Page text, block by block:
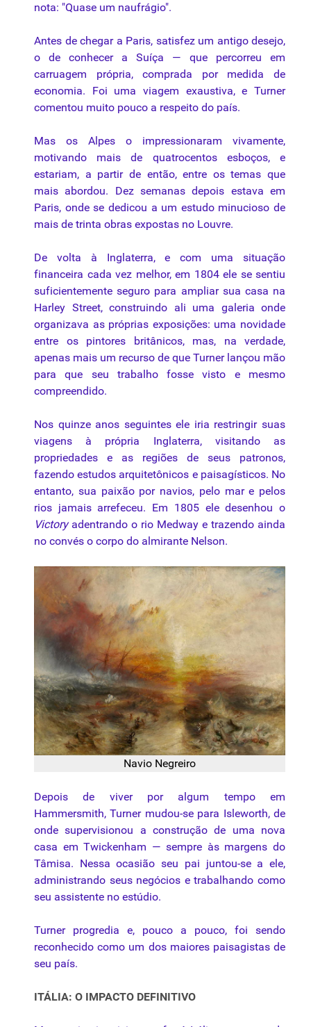
nota: "Quase um naufrágio".
Antes de chegar a Paris, satisfez um antigo desejo,
o de conhecer a Suíça — que percorreu em
carruagem própria, comprada por medida de
economia. Foi uma viagem exaustiva, e Turner
comentou muito pouco a respeito do país.
Mas os Alpes o impressionaram vivamente,
motivando mais de quatrocentos esboços, e
estariam, a partir de então, entre os temas que
mais abordou. Dez semanas depois estava em
Paris, onde se dedicou a um estudo minucioso de
mais de trinta obras expostas no Louvre.
De volta à Inglaterra, e com uma situação
financeira cada vez melhor, em 1804 ele se sentiu
suficientemente seguro para ampliar sua casa na
Harley Street, construindo ali uma galeria onde
organizava as próprias exposições: uma novidade
entre os pintores britânicos, mas, na verdade,
apenas mais um recurso de que Turner lançou mão
para que seu trabalho fosse visto e mesmo
compreendido.
Nos quinze anos seguintes ele iria restringir suas
viagens à própria Inglaterra, visitando as
propriedades e as regiões de seus patronos,
fazendo estudos arquitetônicos e paisagísticos. No
entanto, sua paixãopor navios, pelo mar e pelos
rios jamais arrefeceu. Em 1805 ele desenhou o
Victoryadentrando o rio Medway e trazendo ainda
no convés o corpo do almirante Nelson.
Navio Negreiro
Depois de viver por algum tempo em
Hammersmith, Turner mudou-se para Isleworth, de
onde supervisionou a construção de uma nova
casa em Twickenham — sempre às margens do
Tâmisa. Nessa ocasião seu pai juntou-se a ele,
administrando seus negócios e trabalhando como
seu assistente no estúdio.
Turner progredia e, pouco a pouco, foi sendo
reconhecido como um dos maiores paisagistas de
seu país.
ITÁLIA: O IMPACTO DEFINITIVO